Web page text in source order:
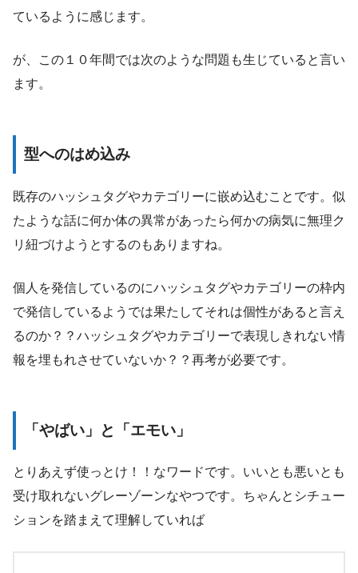
ているように感じます。
が、この１０年間では次のような問題も生じていると言い
ます。
型へのはめ込み
既存のハッシュタグやカテゴリーに嵌め込むことです。似
たような話に何か体の異常があったら何かの病気に無理ク
リ紐づけようとするのもありますね。
個人を発信しているのにハッシュタグやカテゴリーの枠内
で発信しているようでは果たしてそれは個性があると言え
るのか？？ハッシュタグやカテゴリーで表現しきれない情
報を埋もれさせていないか？？再考が必要です。
「やばい」と「エモい」
とりあえず使っとけ！！なワードです。いいとも悪いとも
受け取れないグレーゾーンなやつです。ちゃんとシチュー
ションを踏まえて理解していれば